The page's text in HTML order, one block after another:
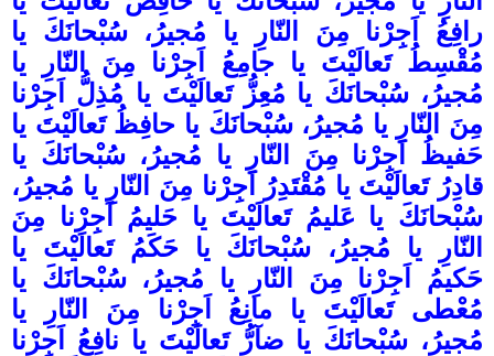
رافِعُ اَجِرْنا مِنَ النّارِ يا مُجيرُ، سُبْحانَكَ يا
مُقْسِطُ تَعالَيْتَ يا جامِعُ اَجِرْنا مِنَ النّارِ يا
مُجيرُ، سُبْحانَكَ يا مُعِزُّ تَعالَيْتَ يا مُذِلُّ اَجِرْنا
مِنَ النّارِ يا مُجيرُ، سُبْحانَكَ يا حافِظُ تَعالَيْتَ يا
حَفيظُ اَجِرْنا مِنَ النّارِ يا مُجيرُ، سُبْحانَكَ يا
قادِرُ تَعالَيْتَ يا مُقْتَدِرُ اَجِرْنا مِنَ النّارِ يا مُجيرُ،
سُبْحانَكَ يا عَليمُ تَعالَيْتَ يا حَليمُ اَجِرْنا مِنَ
النّارِ يا مُجيرُ، سُبْحانَكَ يا حَكَمُ تَعالَيْتَ يا
حَكيمُ اَجِرْنا مِنَ النّارِ يا مُجيرُ، سُبْحانَكَ يا
مُعْطى تَعالَيْتَ يا مانِعُ اَجِرْنا مِنَ النّارِ يا
مُجيرُ، سُبْحانَكَ يا ضآرُّ تَعالَيْتَ يا نافِعُ اَجِرْنا